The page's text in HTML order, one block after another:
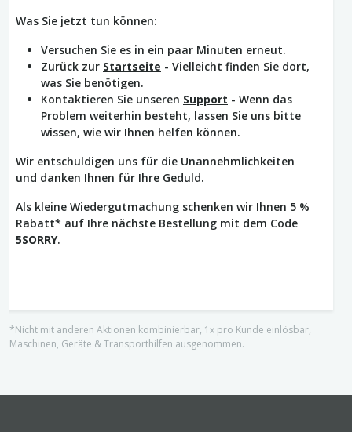
Was Sie jetzt tun können:
Versuchen Sie es in ein paar Minuten erneut.
Zurück zur Startseite - Vielleicht finden Sie dort,
was Sie benötigen.
Kontaktieren Sie unseren Support - Wenn das
Problem weiterhin besteht, lassen Sie uns bitte
wissen, wie wir Ihnen helfen können.
Wir entschuldigen uns für die Unannehmlichkeiten
und danken Ihnen für Ihre Geduld.
Als kleine Wiedergutmachung schenken wir Ihnen 5 %
Rabatt* auf Ihre nächste Bestellung mit dem Code
5SORRY.
*Nicht mit anderen Aktionen kombinierbar, 1x pro Kunde einlösbar,
Maschinen, Geräte & Transporthilfen ausgenommen.